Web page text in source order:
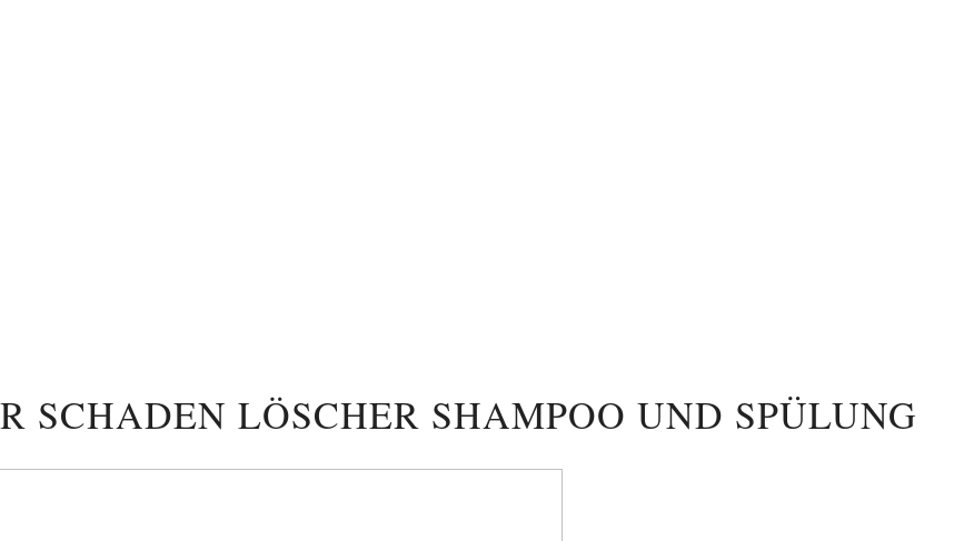
SCHADEN LÖSCHER SHAMPOO UND SPÜLUNG